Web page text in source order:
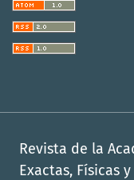
Revista de la
Exactas, Físicas